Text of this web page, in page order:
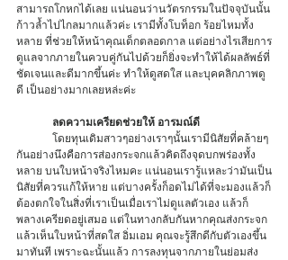
สามารถโกหกได้เลย แน่นอนว่านวัตรกรรมในปัจจุบันนั้น
ก้าวล้ำไปไกลมากแล้วค่ะ เรามีทั้งโบท็อก ร้อยไหมทั้ง
หลาย ที่ช่วยให้หน้าคุณเด็กตลอดกาล แต่อย่างไรเสียการ
ดูแลจากภายในควบคู่กันไปด้วยก็ยิ่งจะทำให้ได้ผลลัพธ์ที่
ชัดเจนและดีมากขึ้นค่ะ ทำให้ดูสดใส และบุคคลิกภาพดู
ดี เป็นอย่างมากเลยหล่ะค่ะ
ลดความเครียดช่วยให้ อารมณ์ดี
กันอย่างนึงคือการส่องกระจกแล้วคิดถึงจุดบกพร่องทั้ง
หลาย บนใบหน้าจริงไหมคะ แน่นอนเรารู้แหละว่ามันเป็น
นิสัยที่ควรแก้ให้หาย แต่บางครั้งก็อดไม่ได้ที่จะมองแล้วก็
ต้องตกใจในสิ่งที่เราเป็นเมื่อเราไม่ดูแลตัวเอง แล้วก็
พลางเครียดอยู่เสมอ แต่ในทางกลับกันหากคุณส่งกระจก
แล้วเห็นใบหน้าที่สดใส อิ่มเอม คุณจะรู้สึกดีกับตัวเองขึ้น
มาทันที เพราะฉะนั้นแล้ว การลงทุนจากภายในย่อมส่ง